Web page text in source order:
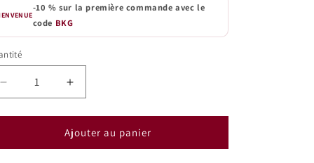
-10 % sur la première commande avec le
code BKG
Réduire
la
quantité
Fondant
Augmenter
la
quantité
de
Fondant
Ajouter au panier